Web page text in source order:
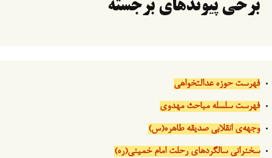
برخی پیوندهای برجسته
فهرست حوزه عدالتخواهی
فهرست سلسله مباحث مهدوی
وجهه‌ی انقلابی صدیقه طاهره(س)
سخنرانی سالگردهای رحلت امام خمینی(ره)